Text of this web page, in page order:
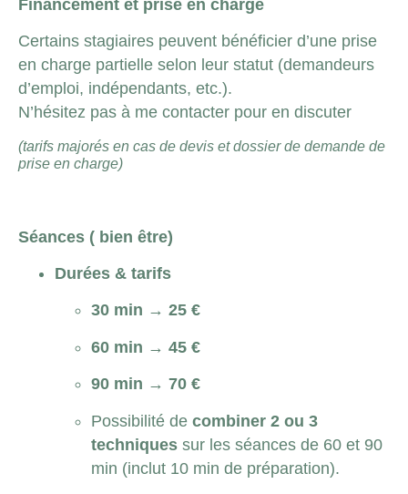
Financement et prise en charge
Certains stagiaires peuvent bénéficier d’une prise
en charge partielle selon leur statut (demandeurs
d’emploi, indépendants, etc.).
N’hésitez pas à me contacter pour en discuter
(tarifs majorés en cas de devis et dossier de demande de
prise en charge)
Séances ( bien être)
Durées & tarifs
30 min → 25 €
60 min → 45 €
90 min → 70 €
Possibilité de combiner 2 ou 3
techniques sur les séances de 60 et 90
min (inclut 10 min de préparation).